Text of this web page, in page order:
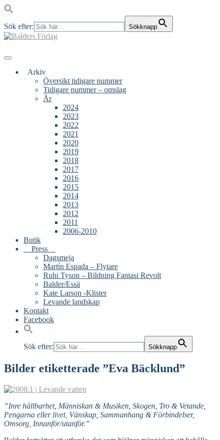
Sök efter: Sökknapp
Skip
Menu
Arkiv
Översikt tidigare nummer
Tidigare nummer – omslag
År
2024
2023
2022
2021
2020
2019
2018
2017
2016
2015
2014
2013
2012
2011
2006-2010
Butik
Press
Dagsmeja
Martín Espada – Flytare
Ruhi Tyson – Bildning Fantasi Revolt
Balder/Essä
Kate Larson -Klister
Levande landskap
Kontakt
Facebook
Sök efter: Sökknapp
Bilder etiketterade ”Eva Bäcklund”
”Inre hållbarhet, Människan & Musiken, Skogen, Tro & Vetande,
Pengarna eller livet, Vänskap, Sammanhang & Förbindelser,
Omsorg, Innanför/utanför.”